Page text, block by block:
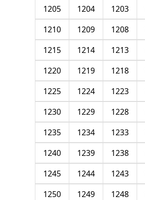
1203
1204
1205
1208
1209
1210
1213
1214
1215
1218
1219
1220
1223
1224
1225
1228
1229
1230
1233
1234
1235
1238
1239
1240
1243
1244
1245
1248
1249
1250